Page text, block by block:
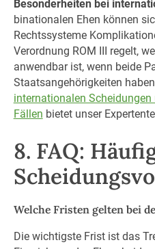
Besonderheiten bei
binationalen Ehen können
Rechtssysteme
Verordnung ROM III regelt,
anwendbar ist, wenn beide
Staatsangehörigkeiten
internationalen
Fällen bietet unser
8. FAQ:
Welche Fristen gelten bei
Die wichtigste Frist ist das